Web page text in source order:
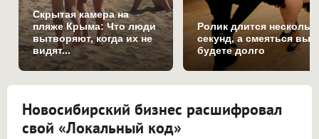
Скрытая камера на
пляже Крыма: Что люди
вытворяют, когда их не
видят...
Ролик длится
секунд, а смеяться вы
будете долго
Новосибирский бизнес расшифровал
свой «Локальный код»